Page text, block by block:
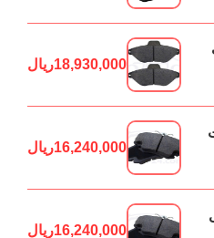
18,930,000ریال
16,240,000ریال
16,240,000ریال